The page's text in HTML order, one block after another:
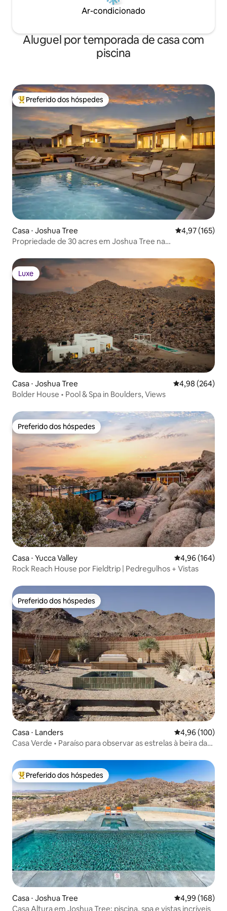
Ar-condicionado
Aluguel por temporada de casa com
piscina
Entre os melhores preferidos dos hóspedes
Preferido dos hóspedes
Casa ⋅ Joshua Tree 4,97 de uma
4,97 (165)
Propriedade de 30 acres em Joshua Tree na
Luxe
Luxe
Casa ⋅ Joshua Tree 4,98 de uma
4,98 (264)
Bolder House • Pool & Spa in Boulders, Views
Preferido dos hóspedes
Preferido dos hóspedes
Casa ⋅ Yucca Valley 4,96 de uma
4,96 (164)
Rock Reach House por Fieldtrip | Pedregulhos + Vistas
Preferido dos hóspedes
Preferido dos hóspedes
Casa ⋅ Landers 4,96 de uma
4,96 (100)
Casa Verde • Paraíso para observar as estrelas à beira da
Entre os melhores preferidos dos hóspedes
Preferido dos hóspedes
Casa ⋅ Joshua Tree 4,99 de uma
4,99 (168)
Casa Altura em Joshua Tree: piscina, spa e vistas incríveis